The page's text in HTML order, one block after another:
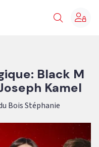
Black M
Kamel
Bois Stéphanie